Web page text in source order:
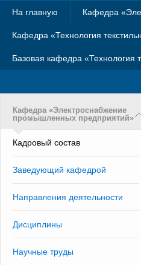
На главную Кафедра
Кафедра «Технология
Базовая кафедра «Технология
Кафедра «Электроснабжение
промышленных предприятий»
Кадровый состав
Заведующий кафедрой
Направления деятельности
Дисциплины
Научные труды